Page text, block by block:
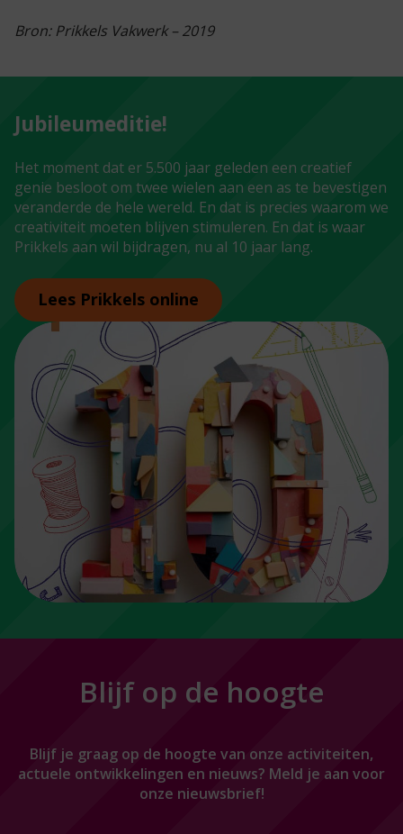
Bron: Prikkels Vakwerk – 2019
Jubileumeditie!
Het moment dat er 5.500 jaar geleden een creatief
genie besloot om twee wielen aan een as te bevestigen
veranderde de hele wereld. En dat is precies waarom we
creativiteit moeten blijven stimuleren. En dat is waar
Prikkels aan wil bijdragen, nu al 10 jaar lang.
Lees Prikkels online
Blijf op de hoogte
Blijf je graag op de hoogte van onze activiteiten,
actuele ontwikkelingen en nieuws? Meld je aan voor
onze nieuwsbrief!